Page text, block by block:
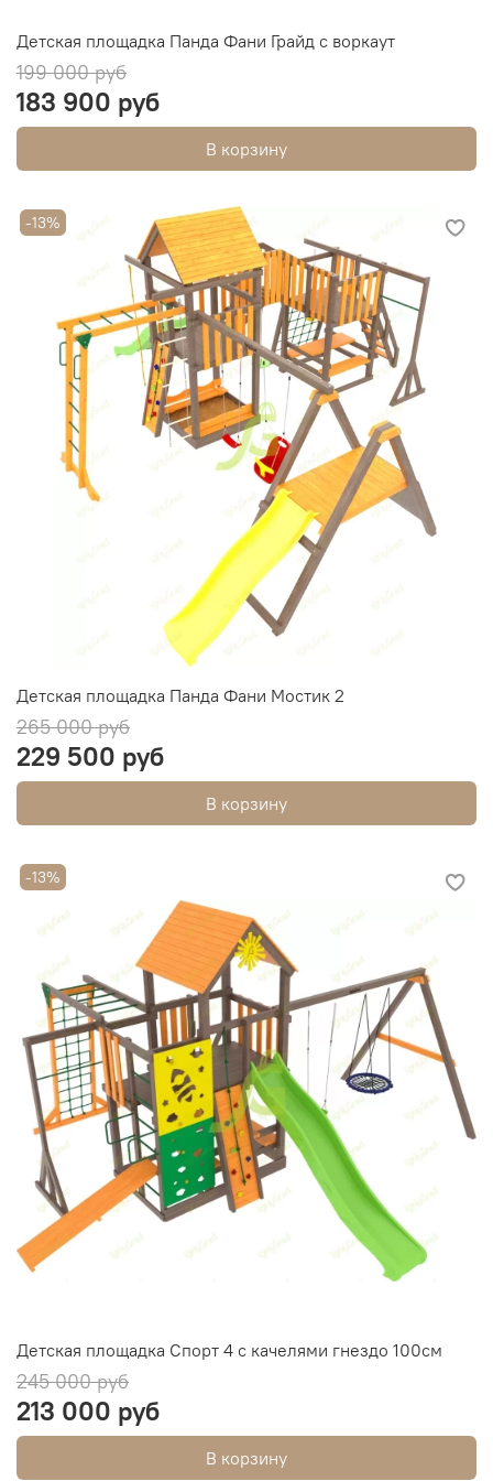
Детская площадка Панда Фани Грайд с воркаут
199 000 руб
183 900 руб
В корзину
-13%
Детская площадка Панда Фани Мостик 2
265 000 руб
229 500 руб
В корзину
-13%
Детская площадка Спорт 4 с качелями гнездо 100см
245 000 руб
213 000 руб
В корзину